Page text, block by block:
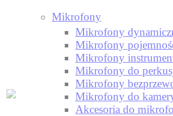
Mikrofony
Mikrofony
Mikrofony
Mikrofony
Mikrofony do
Mikrofony
Mikrofony do
Akcesoria do